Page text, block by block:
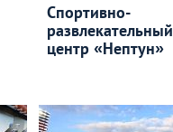
Спортивно-
развлекательный
центр «Нептун»